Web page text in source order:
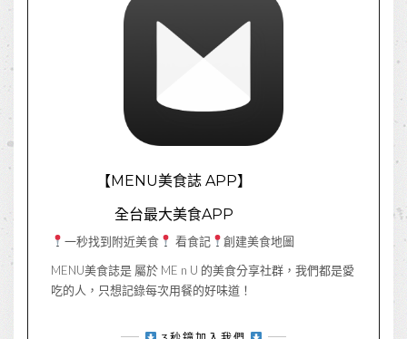
【MENU美食誌 APP】
全台最大美食APP
一秒找到附近美食 看食記
創建美食地圖
MENU美食誌是 屬於 ME n U 的美食分享社群，我們都是愛
吃的人，只想記錄每次用餐的好味道！